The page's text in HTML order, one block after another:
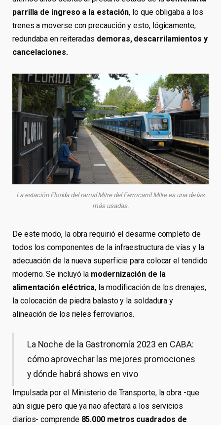
parrilla de ingreso a la estación, lo que obligaba a los
trenes a moverse con precaución y esto, lógicamente,
redundaba en reiteradas demoras, descarrilamientos y
cancelaciones.
La estación Florida del ramal Mitre del Ferrocarril Mitre es una de las
más usadas.
De este modo, la obra requirió el desarme completo de
todos los componentes de la infraestructura de vías y la
adecuación de la nueva superficie para colocar el tendido
moderno. Se incluyó la modernización de la
alimentación eléctrica, la modificación de los drenajes,
la colocación de piedra balasto y la soldadura y
alineación de los rieles ferroviarios.
La Noche de la Gastronomía 2023 en CABA:
cómo aprovechar las mejores promociones
y dónde habrá shows en vivo
Impulsada por el Ministerio de Transporte, la obra -que
aún sigue pero que ya nao afectará a los servicios
diarios- comprende 85.000 metros cuadrados de